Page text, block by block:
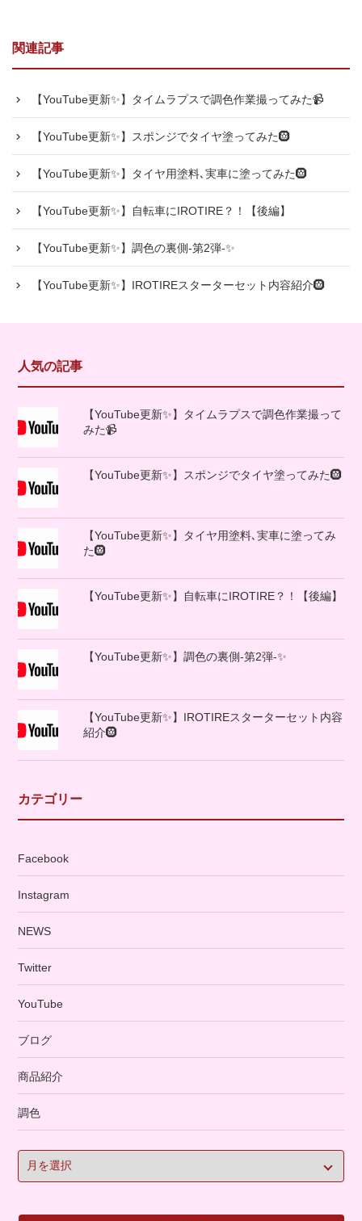
関連記事
【YouTube更新✨】タイムラプスで調色作業撮ってみた📹
【YouTube更新✨】スポンジでタイヤ塗ってみた🛞
【YouTube更新✨】タイヤ用塗料､実車に塗ってみた🛞
【YouTube更新✨】自転車にIROTIRE？！【後編】
【YouTube更新✨】調色の裏側-第2弾-✨
【YouTube更新✨】IROTIREスターターセット内容紹介🛞
人気の記事
【YouTube更新✨】タイムラプスで調色作業撮って
みた📹
【YouTube更新✨】スポンジでタイヤ塗ってみた🛞
【YouTube更新✨】タイヤ用塗料､実車に塗ってみ
た🛞
【YouTube更新✨】自転車にIROTIRE？！【後編】
【YouTube更新✨】調色の裏側-第2弾-✨
【YouTube更新✨】IROTIREスターターセット内容
紹介🛞
カテゴリー
Facebook
Instagram
NEWS
Twitter
YouTube
ブログ
商品紹介
調色